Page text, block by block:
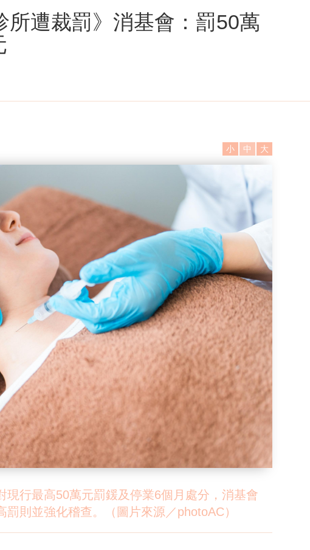
所遭裁罰》消基會：罰50萬
小 中 大
現行最高50萬元罰鍰及停業6個月處分，消基會
則並強化稽查。（圖片來源／photoAC）